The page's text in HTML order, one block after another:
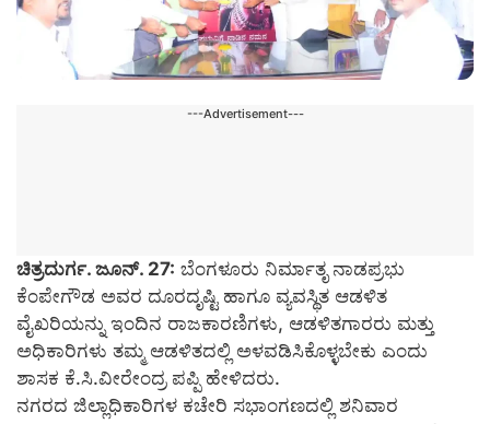
---Advertisement---
ಚಿತ್ರದುರ್ಗ. ಜೂನ್. 27: ಬೆಂಗಳೂರು ನಿರ್ಮಾತೃ ನಾಡಪ್ರಭು
ಕೆಂಪೇಗೌಡ ಅವರ ದೂರದೃಷ್ಟಿ ಹಾಗೂ ವ್ಯವಸ್ಥಿತ ಆಡಳಿತ
ವೈಖರಿಯನ್ನು ಇಂದಿನ ರಾಜಕಾರಣಿಗಳು, ಆಡಳಿತಗಾರರು ಮತ್ತು
ಅಧಿಕಾರಿಗಳು ತಮ್ಮ ಆಡಳಿತದಲ್ಲಿ ಅಳವಡಿಸಿಕೊಳ್ಳಬೇಕು ಎಂದು
ಶಾಸಕ ಕೆ.ಸಿ.ವೀರೇಂದ್ರ ಪಪ್ಪಿ ಹೇಳಿದರು.
ನಗರದ ಜಿಲ್ಲಾಧಿಕಾರಿಗಳ ಕಚೇರಿ ಸಭಾಂಗಣದಲ್ಲಿ ಶನಿವಾರ